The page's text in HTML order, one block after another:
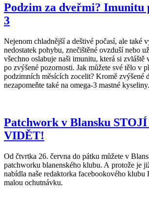
Podzim za dveřmi? Imunitu
3
Nejenom chladnější a deštivé počasí, ale také
nedostatek pohybu, znečištěné ovzduší nebo
všechno oslabuje naši imunitu, která si zvláště
po zvýšené pozornosti. Jak můžete své tělo v
podzimních měsících zocelit? Kromě zvýšené
nezapomeňte také na omega-3 mastné kyseliny.
Patchwork v Blansku
VIDĚT!
Od čtvrtka 26. června do pátku můžete v
patchworku blanenského klubu. A protože je
nabídla naše redaktorka facebookového
malou ochutnávku.